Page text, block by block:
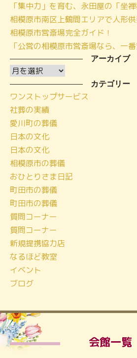
「集中力」を育む、永田屋の「坐
相模原市南区上鶴間エリアで人形
相模原市営斎場完全ガイド！
「公営の相模原市営斎場なら、一
アーカイブ
ア
ー
カ
イ
ブ
カテゴリー
ワンストップサービス
社葬の実績
愛川町の葬儀
日本の文化
日本の文化
相模原市の葬儀
おひとりさま日記
町田市の葬儀
町田市の葬儀
質問コーナー
質問コーナー
新規提携協力店
なるほど教室
イベント
ブログ
会館一覧